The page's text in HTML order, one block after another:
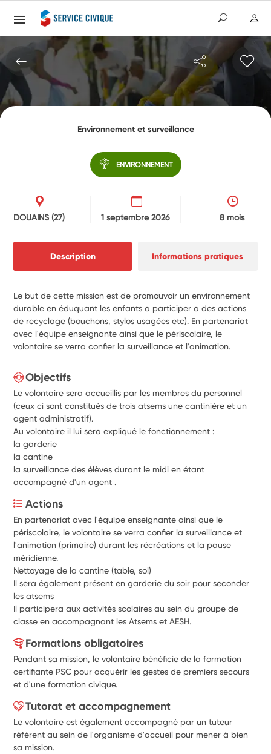
Environnement et surveillance
ENVIRONNEMENT
DOUAINS(27) 1 septembre 2026 8 mois
Description Informations pratiques
Le but de cette mission est de promouvoir un environnement
durable en éduquant les enfants a participer a des actions
de recyclage (bouchons, stylos usagées etc). En partenariat
avec l'équipe enseignante ainsi que le périscolaire, le
volontaire se verra confier la surveillance et l'animation.
Objectifs
Le volontaire sera accueillis par les membres du personnel
(ceux ci sont constitués de trois atsems une cantinière et un
agent administratif).
Au volontaire il lui sera expliqué le fonctionnement :
la garderie
la cantine
la surveillance des élèves durant le midi en étant
accompagné d'un agent .
Actions
En partenariat avec l'équipe enseignante ainsi que le
périscolaire, le volontaire se verra confier la surveillance et
l'animation (primaire) durant les récréations et la pause
méridienne.
Nettoyage de la cantine (table, sol)
Il sera également présent en garderie du soir pour seconder
les atsems
Il participera aux activités scolaires au sein du groupe de
classe en accompagnant les Atsems et AESH.
Formations obligatoires
Pendant sa mission, le volontaire bénéficie de la formation
certifiante PSC pour acquérir les gestes de premiers secours
et d'une formation civique.
Tutorat et accompagnement
Le volontaire est également accompagné par un tuteur
référent au sein de l'organisme d'accueil pour mener à bien
sa mission.